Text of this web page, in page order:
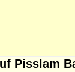
Pisslam